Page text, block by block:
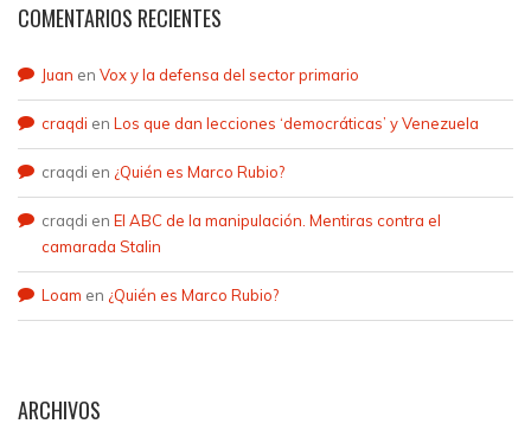
COMENTARIOS RECIENTES
Juan en Vox y la defensa del sector primario
craqdi en Los que dan lecciones ‘democráticas’ y Venezuela
craqdi en ¿Quién es Marco Rubio?
craqdi en El ABC de la manipulación. Mentiras contra el
camarada Stalin
Loam en ¿Quién es Marco Rubio?
ARCHIVOS